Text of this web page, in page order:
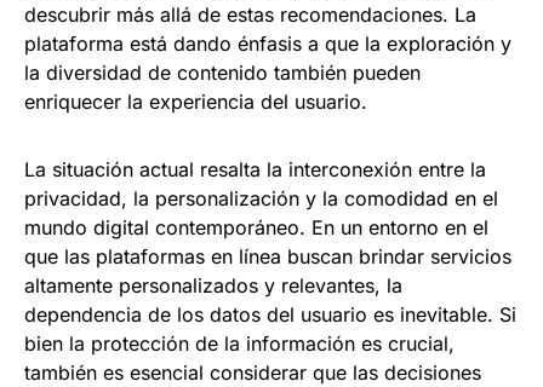
descubrir más allá de estas recomendaciones. La
plataforma está dando énfasis a que la exploración y
la diversidad de contenido también pueden
enriquecer la experiencia del usuario.
La situación actual resalta la interconexión entre la
privacidad, la personalización y la comodidad en el
mundo digital contemporáneo. En un entorno en el
que las plataformas en línea buscan brindar servicios
altamente personalizados y relevantes, la
dependencia de los datos del usuario es inevitable. Si
bien la protección de la información es crucial,
también es esencial considerar que las decisiones